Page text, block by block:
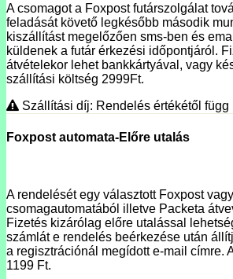
A csomagot a Foxpost futárszolgálat
feladását követő legkésőbb második
kiszállítást megelőzően sms-ben és
küldenek a futár érkezési időpontjáról.
átvételekor lehet bankkártyával, vagy
szállítási költség 2999Ft.
Szállítási díj: Rendelés értékétől függ
Foxpost automata-Előre utalás
A rendelését egy választott Foxpost
csomagautomatából illetve Packeta
Fizetés kizárólag előre utalással
számlát e rendelés beérkezése után
a regisztrációnál megídott e-mail címre.
1199 Ft.